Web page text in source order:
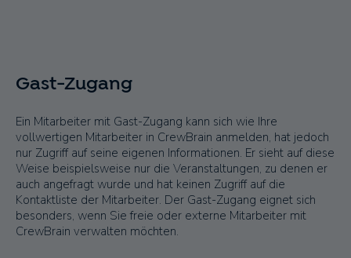
Gast-Zugang
Ein Mitarbeiter mit Gast-Zugang kann sich wie Ihre
vollwertigen Mitarbeiter in CrewBrain anmelden, hat jedoch
nur Zugriff auf seine eigenen Informationen. Er sieht auf diese
Weise beispielsweise nur die Veranstaltungen, zu denen er
auch angefragt wurde und hat keinen Zugriff auf die
Kontaktliste der Mitarbeiter. Der Gast-Zugang eignet sich
besonders, wenn Sie freie oder externe Mitarbeiter mit
CrewBrain verwalten möchten.